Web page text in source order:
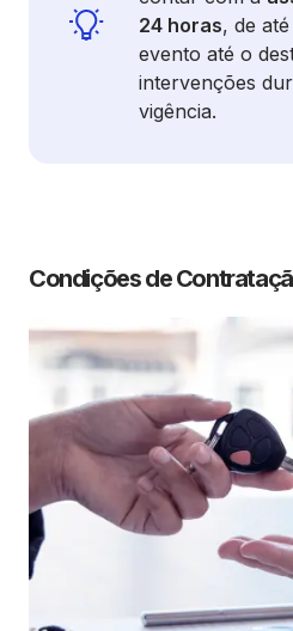
24 horas, de
evento até o
intervenções
vigência.
Condições de